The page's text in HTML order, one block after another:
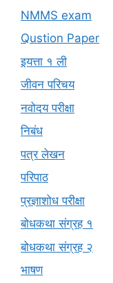
NMMS exam
Qustion Paper
इयत्ता १ ली
जीवन परिचय
नवोदय परीक्षा
निबंध
पत्र लेखन
परिपाठ
प्रज्ञाशोध परीक्षा
बोधकथा संग्रह १
बोधकथा संग्रह २
भाषण